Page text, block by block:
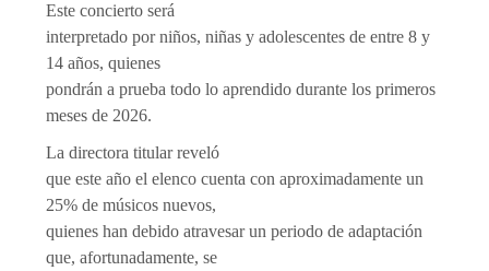
Este concierto será
interpretado por niños, niñas y adolescentes de entre 8 y
14 años, quienes
pondrán a prueba todo lo aprendido durante los primeros
meses de 2026.
La directora titular reveló
que este año el elenco cuenta con aproximadamente un
25% de músicos nuevos,
quienes han debido atravesar un periodo de adaptación
que, afortunadamente, se